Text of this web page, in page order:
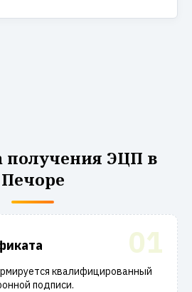
получения ЭЦП в
Печоре
01
квалифицированный
подписи.